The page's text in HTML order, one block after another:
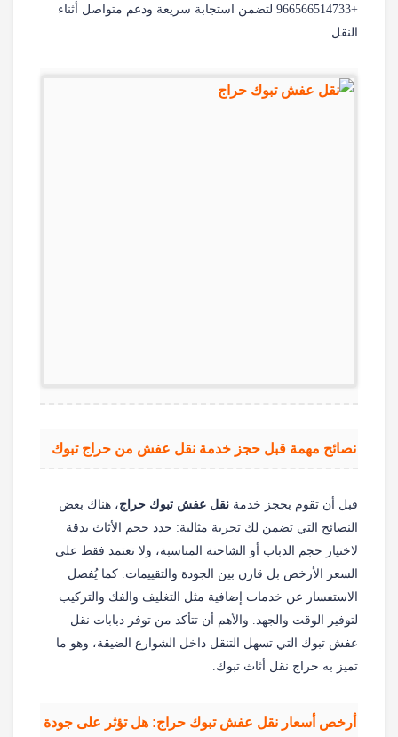
+966566514733‎‏ لتضمن استجابة سريعة ودعم متواصل أثناء
النقل.
نصائح مهمة قبل حجز خدمة نقل عفش من حراج تبوك
قبل أن تقوم بحجز خدمة نقل عفش تبوك حراج، هناك بعض
النصائح التي تضمن لك تجربة مثالية: حدد حجم الأثاث بدقة
لاختيار حجم الدباب أو الشاحنة المناسبة، ولا تعتمد فقط على
السعر الأرخص بل قارن بين الجودة والتقييمات. كما يُفضل
الاستفسار عن خدمات إضافية مثل التغليف والفك والتركيب
لتوفير الوقت والجهد. والأهم أن تتأكد من توفر دبابات نقل
عفش تبوك التي تسهل التنقل داخل الشوارع الضيقة، وهو ما
تميز به حراج نقل أثاث تبوك.
أرخص أسعار نقل عفش تبوك حراج: هل تؤثر على جودة